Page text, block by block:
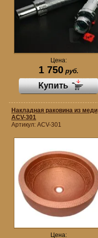
Цена:
1 750руб.
Накладная раковина из меди
ACV-301
Артикул: ACV-301
Цена: